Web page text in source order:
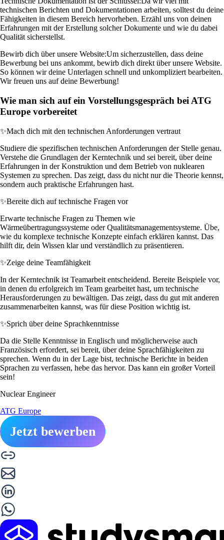
technischen Berichten und Dokumentationen arbeiten, solltest du deine
Fähigkeiten in diesem Bereich hervorheben. Erzähl uns von deinen
Erfahrungen mit der Erstellung solcher Dokumente und wie du dabei
Qualität sicherstellst.
Bewirb dich über unsere Website:Um sicherzustellen, dass deine
Bewerbung bei uns ankommt, bewirb dich direkt über unsere Website.
So können wir deine Unterlagen schnell und unkompliziert bearbeiten.
Wir freuen uns auf deine Bewerbung!
Wie man sich auf ein Vorstellungsgespräch bei ATG
Europe vorbereitet
✨Mach dich mit den technischen Anforderungen vertraut
Studiere die spezifischen technischen Anforderungen der Stelle genau.
Verstehe die Grundlagen der Kerntechnik und sei bereit, über deine
Erfahrungen in der Konstruktion und dem Betrieb von nuklearen
Systemen zu sprechen. Das zeigt, dass du nicht nur die Theorie kennst,
sondern auch praktische Erfahrungen hast.
✨Bereite dich auf technische Fragen vor
Erwarte technische Fragen zu Themen wie
Wärmeübertragungssysteme oder Qualitätsmanagementsysteme. Übe,
wie du komplexe technische Konzepte einfach erklären kannst. Das
hilft dir, dein Wissen klar und verständlich zu präsentieren.
✨Zeige deine Teamfähigkeit
In der Kerntechnik ist Teamarbeit entscheidend. Bereite Beispiele vor,
in denen du erfolgreich im Team gearbeitet hast, um technische
Herausforderungen zu bewältigen. Das zeigt, dass du gut mit anderen
zusammenarbeiten kannst, was für diese Position wichtig ist.
✨Sprich über deine Sprachkenntnisse
Da die Stelle Kenntnisse in Englisch und möglicherweise auch
Französisch erfordert, sei bereit, über deine Sprachfähigkeiten zu
sprechen. Wenn du in der Lage bist, technische Berichte in beiden
Sprachen zu verfassen, hebe das hervor. Das kann ein großer Vorteil
sein!
Nuclear Engineer
ATG Europe
Jetzt bewerben